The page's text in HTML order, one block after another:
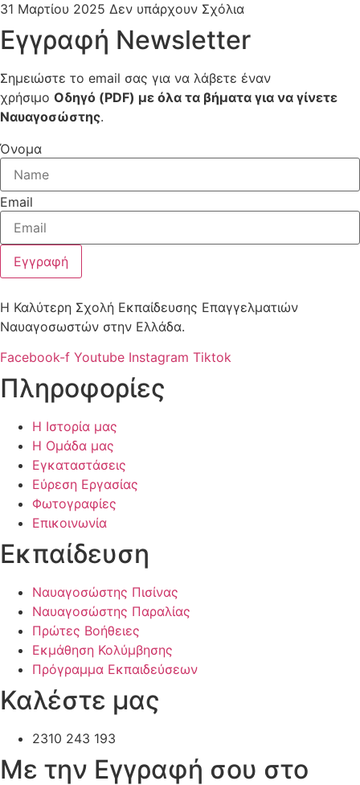
31 Μαρτίου 2025 Δεν υπάρχουν Σχόλια
Εγγραφή Newsletter
Σημειώστε το email σας για να λάβετε έναν
χρήσιμο Οδηγό (PDF) με όλα τα βήματα για να γίνετε
Ναυαγοσώστης.
Όνομα
Email
Εγγραφή
Η Καλύτερη Σχολή Εκπαίδευσης Επαγγελματιών
Ναυαγοσωστών στην Ελλάδα.
Facebook-f Youtube Instagram Tiktok
Πληροφορίες
Η Ιστορία μας
Η Ομάδα μας
Εγκαταστάσεις
Εύρεση Εργασίας
Φωτογραφίες
Επικοινωνία
Εκπαίδευση
Ναυαγοσώστης Πισίνας
Ναυαγοσώστης Παραλίας
Πρώτες Βοήθειες
Εκμάθηση Κολύμβησης
Πρόγραμμα Εκπαιδεύσεων
Καλέστε μας
2310 243 193
Mε την Εγγραφή σου στο